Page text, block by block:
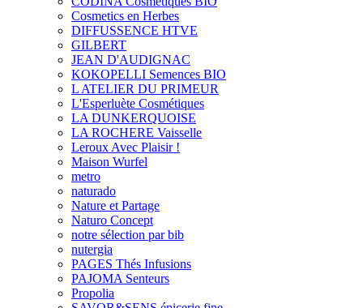
Cosmetics en Herbes
DIFFUSSENCE HTVE
GILBERT
JEAN D'AUDIGNAC
KOKOPELLI Semences BIO
L ATELIER DU PRIMEUR
L'Esperluète Cosmétiques
LA DUNKERQUOISE
LA ROCHERE Vaisselle
Leroux Avec Plaisir !
Maison Wurfel
metro
naturado
Nature et Partage
Naturo Concept
notre sélection par bib
nutergia
PAGES Thés Infusions
PAJOMA Senteurs
Propolia